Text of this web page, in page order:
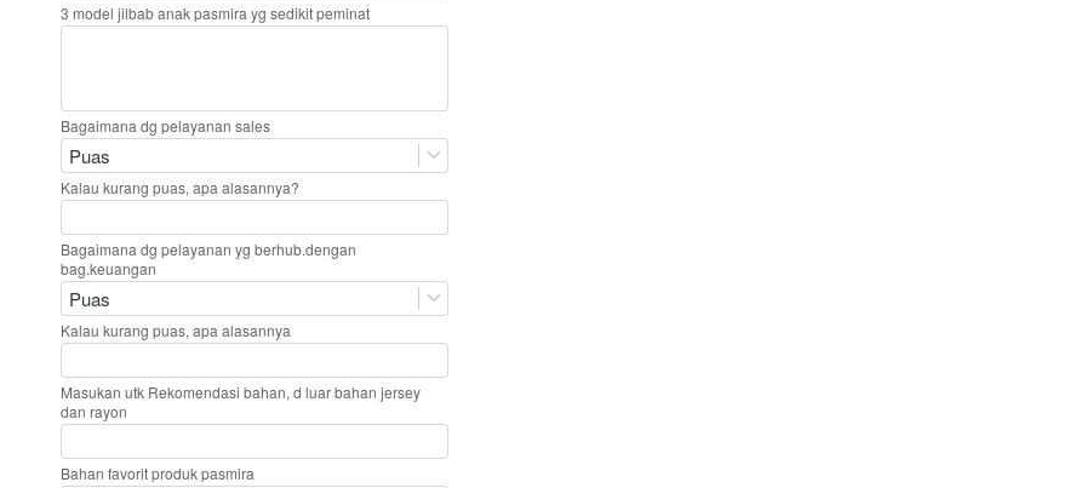
3 model jilbab anak pasmira yg sedikit peminat
Bagaimana dg pelayanan sales
Puas
Kalau kurang puas, apa alasannya?
Bagaimana dg pelayanan yg berhub.dengan
bag.keuangan
Puas
Kalau kurang puas, apa alasannya
Masukan utk Rekomendasi bahan, d luar bahan jersey
dan rayon
Bahan favorit produk pasmira